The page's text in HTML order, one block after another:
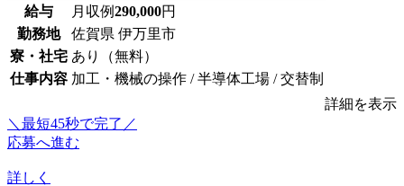
給与 月収例290,000円
勤務地
佐賀県 伊万里市
寮・社宅 あり（無料）
仕事内容 加工・機械の操作 / 半導体工場 / 交替制
詳細を表示
＼最短45秒で完了／
応募へ進む
詳しく